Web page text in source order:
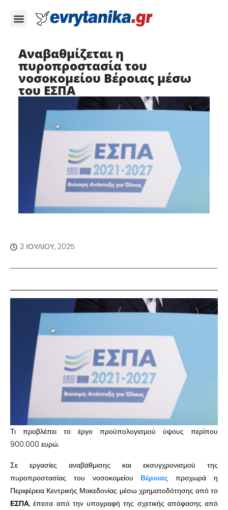
Αναβαθμίζεται η
πυροπροστασία του
νοσοκομείου Βέροιας μέσω
του ΕΣΠΑ
3 ΙΟΥΛΊΟΥ, 2025
Τι προβλέπει το έργο προϋπολογισμού ύψους περίπου
900.000 ευρώ.
Σε εργασίες αναβάθμισης και εκσυγχρονισμού της
πυροπροστασίας του νοσοκομείου Βέροιας
προχωρά η
Περιφέρεια Κεντρικής Μακεδονίας μέσω χρηματοδότησης από το
ΕΣΠΑ, έπειτα από την υπογραφή της σχετικής απόφασης από